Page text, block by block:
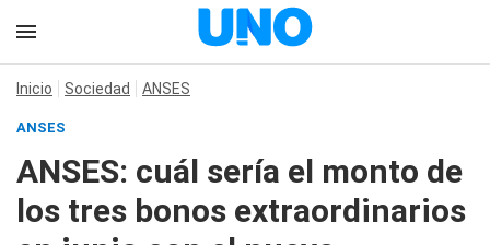
Inicio Sociedad ANSES
ANSES
ANSES: cuál sería el monto de
los tres bonos extraordinarios